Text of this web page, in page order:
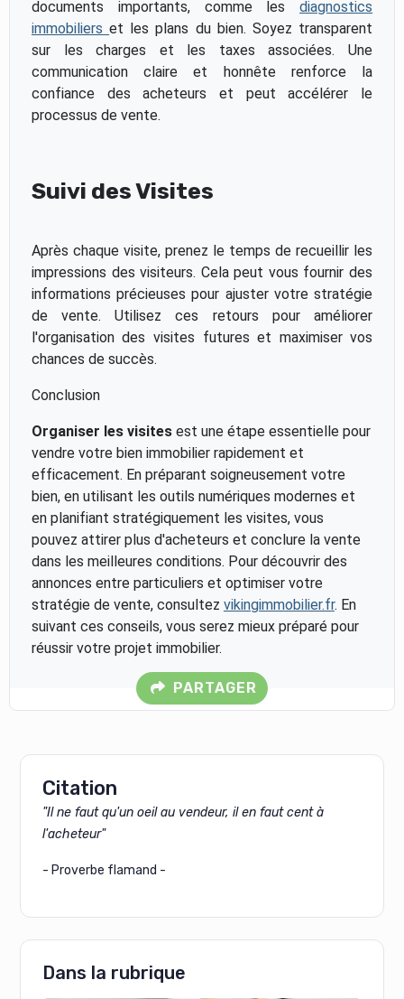
documents importants, comme lesdiagnostics
immobilierset les plans du bien. Soyez transparent
sur les charges et les taxes associées. Une
communication claire et honnête renforce la
confiance des acheteurs et peut accélérer le
processus de vente.
Suivi des Visites
Après chaque visite, prenez le temps de recueillir les
impressions des visiteurs. Cela peut vous fournir des
informations précieuses pour ajuster votre stratégie
de vente. Utilisez ces retours pour améliorer
l'organisation des visites futures et maximiser vos
chances de succès.
Conclusion
Organiser les visitesest une étape essentielle pour
vendre votre bien immobilier rapidement et
efficacement. En préparant soigneusement votre
bien, en utilisant les outils numériques modernes et
en planifiant stratégiquement les visites, vous
pouvez attirer plus d'acheteurs et conclure la vente
dans les meilleures conditions. Pour découvrir des
annonces entre particuliers et optimiser votre
stratégie de vente, consultez vikingimmobilier.fr. En
suivant ces conseils, vous serez mieux préparé pour
réussir votre projet immobilier.
PARTAGER
Citation
"Il ne faut qu'un oeil au vendeur, il en faut cent à
l'acheteur"
- Proverbe flamand -
Dans la rubrique